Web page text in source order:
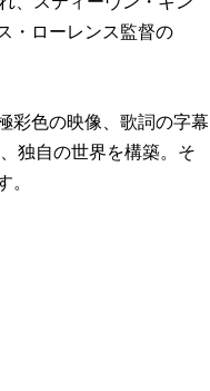
・ローレンス監督の
彩色の映像、歌詞の字幕
独自の世界を構築。そ